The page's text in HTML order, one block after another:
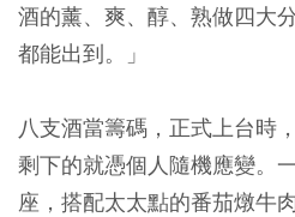
酒的薰、爽、醇、熟做四大
都能出到。」
八支酒當籌碼，正式上台時
剩下的就憑個人隨機應變。
座，搭配太太點的番茄燉牛